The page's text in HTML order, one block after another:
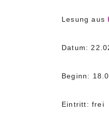
Lesung aus
Datum:
Beginn:
Eintritt: frei